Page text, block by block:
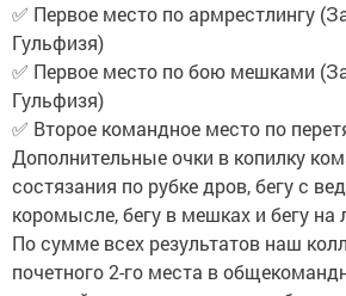
✅ Первое место по армрестлингу
Гульфизя)
✅ Первое место по бою мешками
Гульфизя)
✅ Второе командное место по
Дополнительные очки в копилку
состязания по рубке дров, бегу с
коромысле, бегу в мешках и бегу на
По сумме всех результатов наш
почетного 2-го места в